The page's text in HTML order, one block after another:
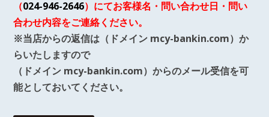
（024-946-2646）にてお客様名・問い合わせ日・問い
合わせ内容をご連絡ください。
※当店からの返信は（ドメイン mcy-bankin.com）か
らいたしますので
（ドメイン mcy-bankin.com）からのメール受信を可
能としておいてください。